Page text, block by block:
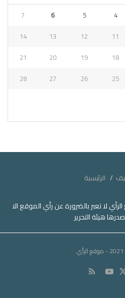
4
5
6
7
11
12
13
14
18
19
20
21
25
26
27
28
الرئيسية
لا تعبر بالضرورة عن رأي الموقع الا
هيئة التحرير
- موقع الرأي